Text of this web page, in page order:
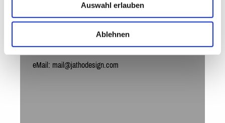
Auswahl erlauben
Ablehnen
Jahnstr. 6
eMail: mail@jathodesign.com